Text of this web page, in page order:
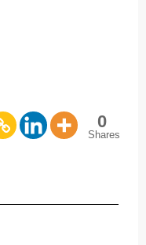
0
Shares